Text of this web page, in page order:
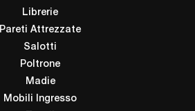
Librerie
Pareti Attrezzate
Salotti
Poltrone
Madie
Mobili Ingresso